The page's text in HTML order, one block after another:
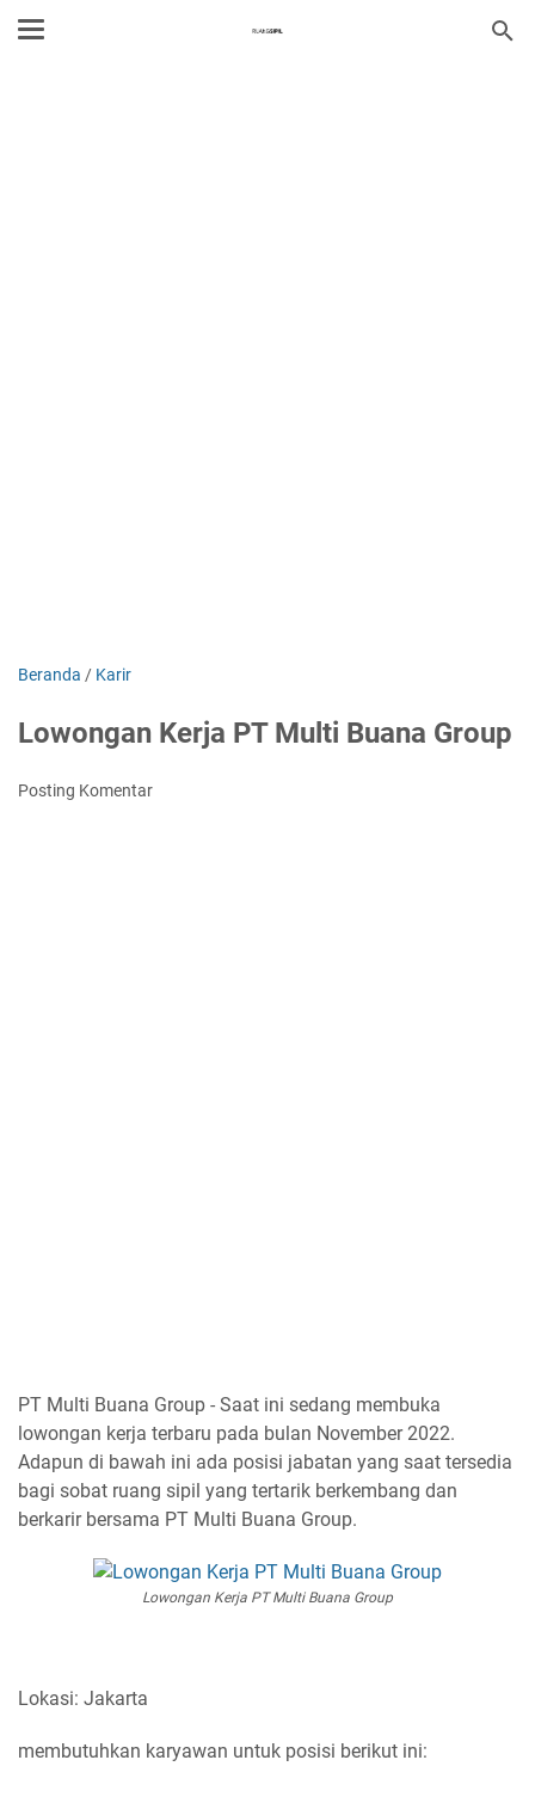
Beranda / Karir
Lowongan Kerja PT Multi Buana Group
Posting Komentar
PT Multi Buana Group - Saat ini sedang membuka
lowongan kerja terbaru pada bulan November 2022.
Adapun di bawah ini ada posisi jabatan yang saat tersedia
bagi sobat ruang sipil yang tertarik berkembang dan
berkarir bersama PT Multi Buana Group.
Lowongan Kerja PT Multi Buana Group
Lokasi: Jakarta
membutuhkan karyawan untuk posisi berikut ini: